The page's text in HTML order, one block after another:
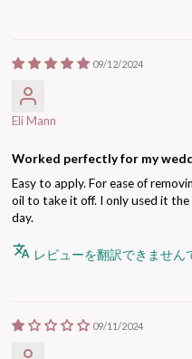
09/12/2024
Eli Mann
Worked perfectly for my
Easy to apply. For ease of
oil to take it off. I only used it
day.
レビューを翻訳できません
09/11/2024